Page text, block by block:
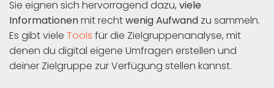
Sie eignen sich hervorragend dazu, viele
Informationenmit rechtwenig Aufwand zu sammeln.
Es gibt viele Tools für die Zielgruppenanalyse, mit
denen du digital eigene Umfragen erstellen und
deiner Zielgruppe zur Verfügung stellen kannst.